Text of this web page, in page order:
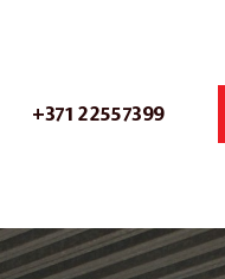
+371 22557399